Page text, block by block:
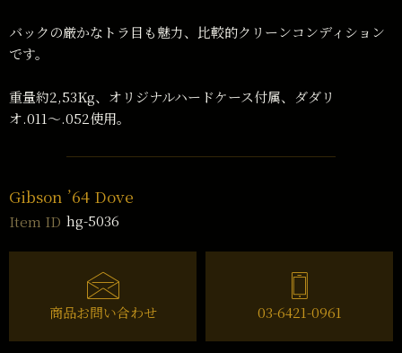
バックの厳かなトラ目も魅力、比較的クリーンコンディション
です。
重量約2,53Kg、オリジナルハードケース付属、ダダリ
オ.011〜.052使用。
Gibson ’64 Dove
Item ID hg-5036
商品お問い合わせ 03-6421-0961